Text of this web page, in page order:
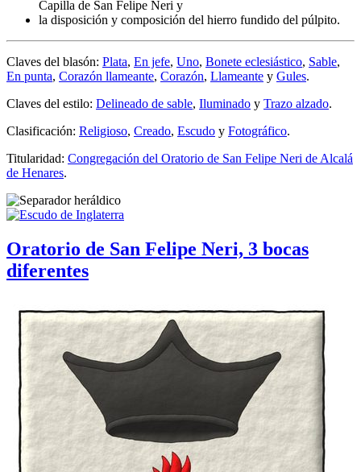
Capilla de San Felipe Neri y
la disposición y composición del hierro fundido del púlpito.
Claves del blasón: Plata, En jefe, Uno, Bonete eclesiástico, Sable,
En punta, Corazón llameante, Corazón, Llameante y Gules.
Claves del estilo: Delineado de sable, Iluminado y Trazo alzado.
Clasificación: Religioso, Creado, Escudo y Fotográfico.
Titularidad: Congregación del Oratorio de San Felipe Neri de Alcalá
de Henares.
Oratorio de San Felipe Neri, 3 bocas
diferentes